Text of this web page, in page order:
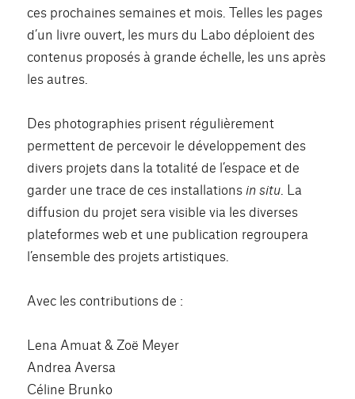
ces prochaines semaines et mois. Telles les pages
d’un livre ouvert, les murs du Labo déploient des
contenus proposés à grande échelle, les uns après
les autres.
Des photographies prisent régulièrement
permettent de percevoir le développement des
divers projets dans la totalité de l’espace et de
garder une trace de ces installations in situ . La
diffusion du projet sera visible via les diverses
plateformes web et une publication regroupera
l’ensemble des projets artistiques.
Avec les contributions de :
Lena Amuat & Zoë Meyer
Andrea Aversa
Céline Brunko